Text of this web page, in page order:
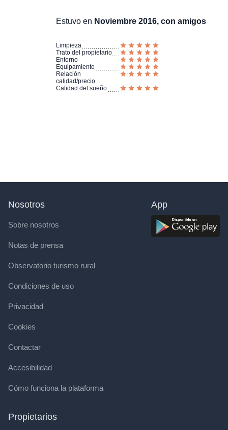
Estuvo en Noviembre 2016, con amigos
Limpieza
Trato del propietario
Entorno
Equipamiento
Relación
calidad/precio
Calidad del sueño
Nosotros
Sobre nosotros
Notas de prensa
Observatorio turismo rural
Condiciones de uso
Privacidad
Cookies
Contactar
Accesibilidad
Cómo funciona la plataforma
Propietarios
App